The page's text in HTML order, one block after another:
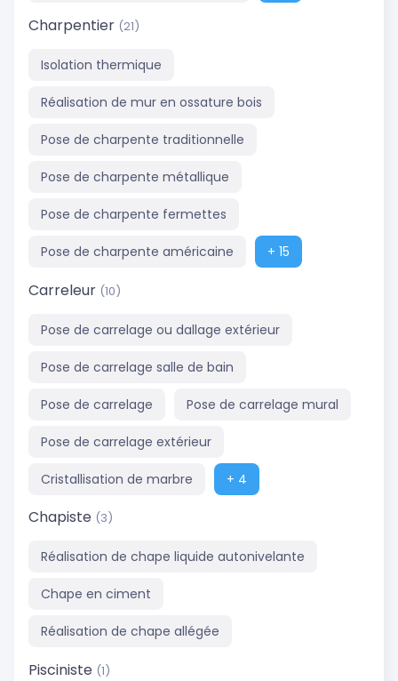
Charpentier (21)
Isolation thermique
Réalisation de mur en ossature bois
Pose de charpente traditionnelle
Pose de charpente métallique
Pose de charpente fermettes
Pose de charpente américaine + 15
Carreleur (10)
Pose de carrelage ou dallage extérieur
Pose de carrelage salle de bain
Pose de carrelage Pose de carrelage mural
Pose de carrelage extérieur
Cristallisation de marbre + 4
Chapiste (3)
Réalisation de chape liquide autonivelante
Chape en ciment
Réalisation de chape allégée
Pisciniste (1)